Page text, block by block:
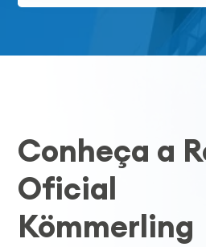
Conheça a
Oficial
Kömmerling